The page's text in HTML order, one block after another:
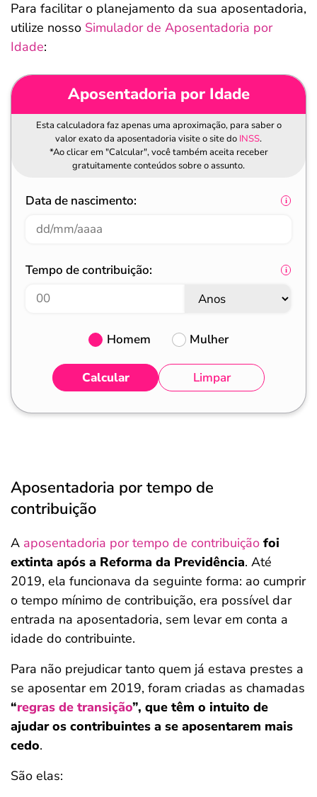
Para facilitar o planejamento da sua aposentadoria,
utilize nosso Simulador de Aposentadoria por
Idade:
Aposentadoria por Idade
Esta calculadora faz apenas uma aproximação, para saber o
valor exato da aposentadoria visite o site do INSS.
*Ao clicar em "Calcular", você também aceita receber
gratuitamente conteúdos sobre o assunto.
Data de nascimento:
Tempo de contribuição:
Homem Mulher
Calcular Limpar
Aposentadoria por tempo de
contribuição
A aposentadoria por tempo de contribuição foi
extinta após a Reforma da Previdência. Até
2019, ela funcionava da seguinte forma: ao cumprir
o tempo mínimo de contribuição, era possível dar
entrada na aposentadoria, sem levar em conta a
idade do contribuinte.
Para não prejudicar tanto quem já estava prestes a
se aposentar em 2019, foram criadas as chamadas
“regras de transição”, que têm o intuito de
ajudar os contribuintes a se aposentarem mais
cedo.
São elas: